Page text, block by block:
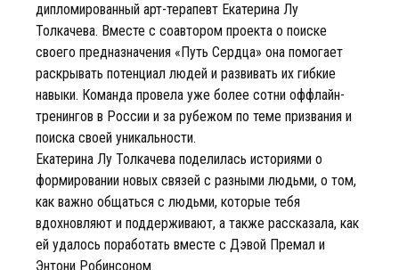
дипломированный арт-терапевт Екатерина Лу
Толкачева. Вместе с соавтором проекта о поиске
своего предназначения «Путь Сердца» она помогает
раскрывать потенциал людей и развивать их гибкие
навыки. Команда провела уже более сотни оффлайн-
тренингов в России и за рубежом по теме призвания и
поиска своей уникальности.
Екатерина Лу Толкачева поделилась историями о
формировании новых связей с разными людьми, о том,
как важно общаться с людьми, которые тебя
вдохновляют и поддерживают, а также рассказала, как
ей удалось поработать вместе с Дэвой Премал и
Энтони Робинсоном.